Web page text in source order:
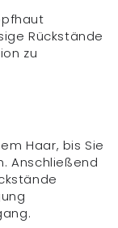
Rückstände
zu
Haar, bis Sie
Anschließend